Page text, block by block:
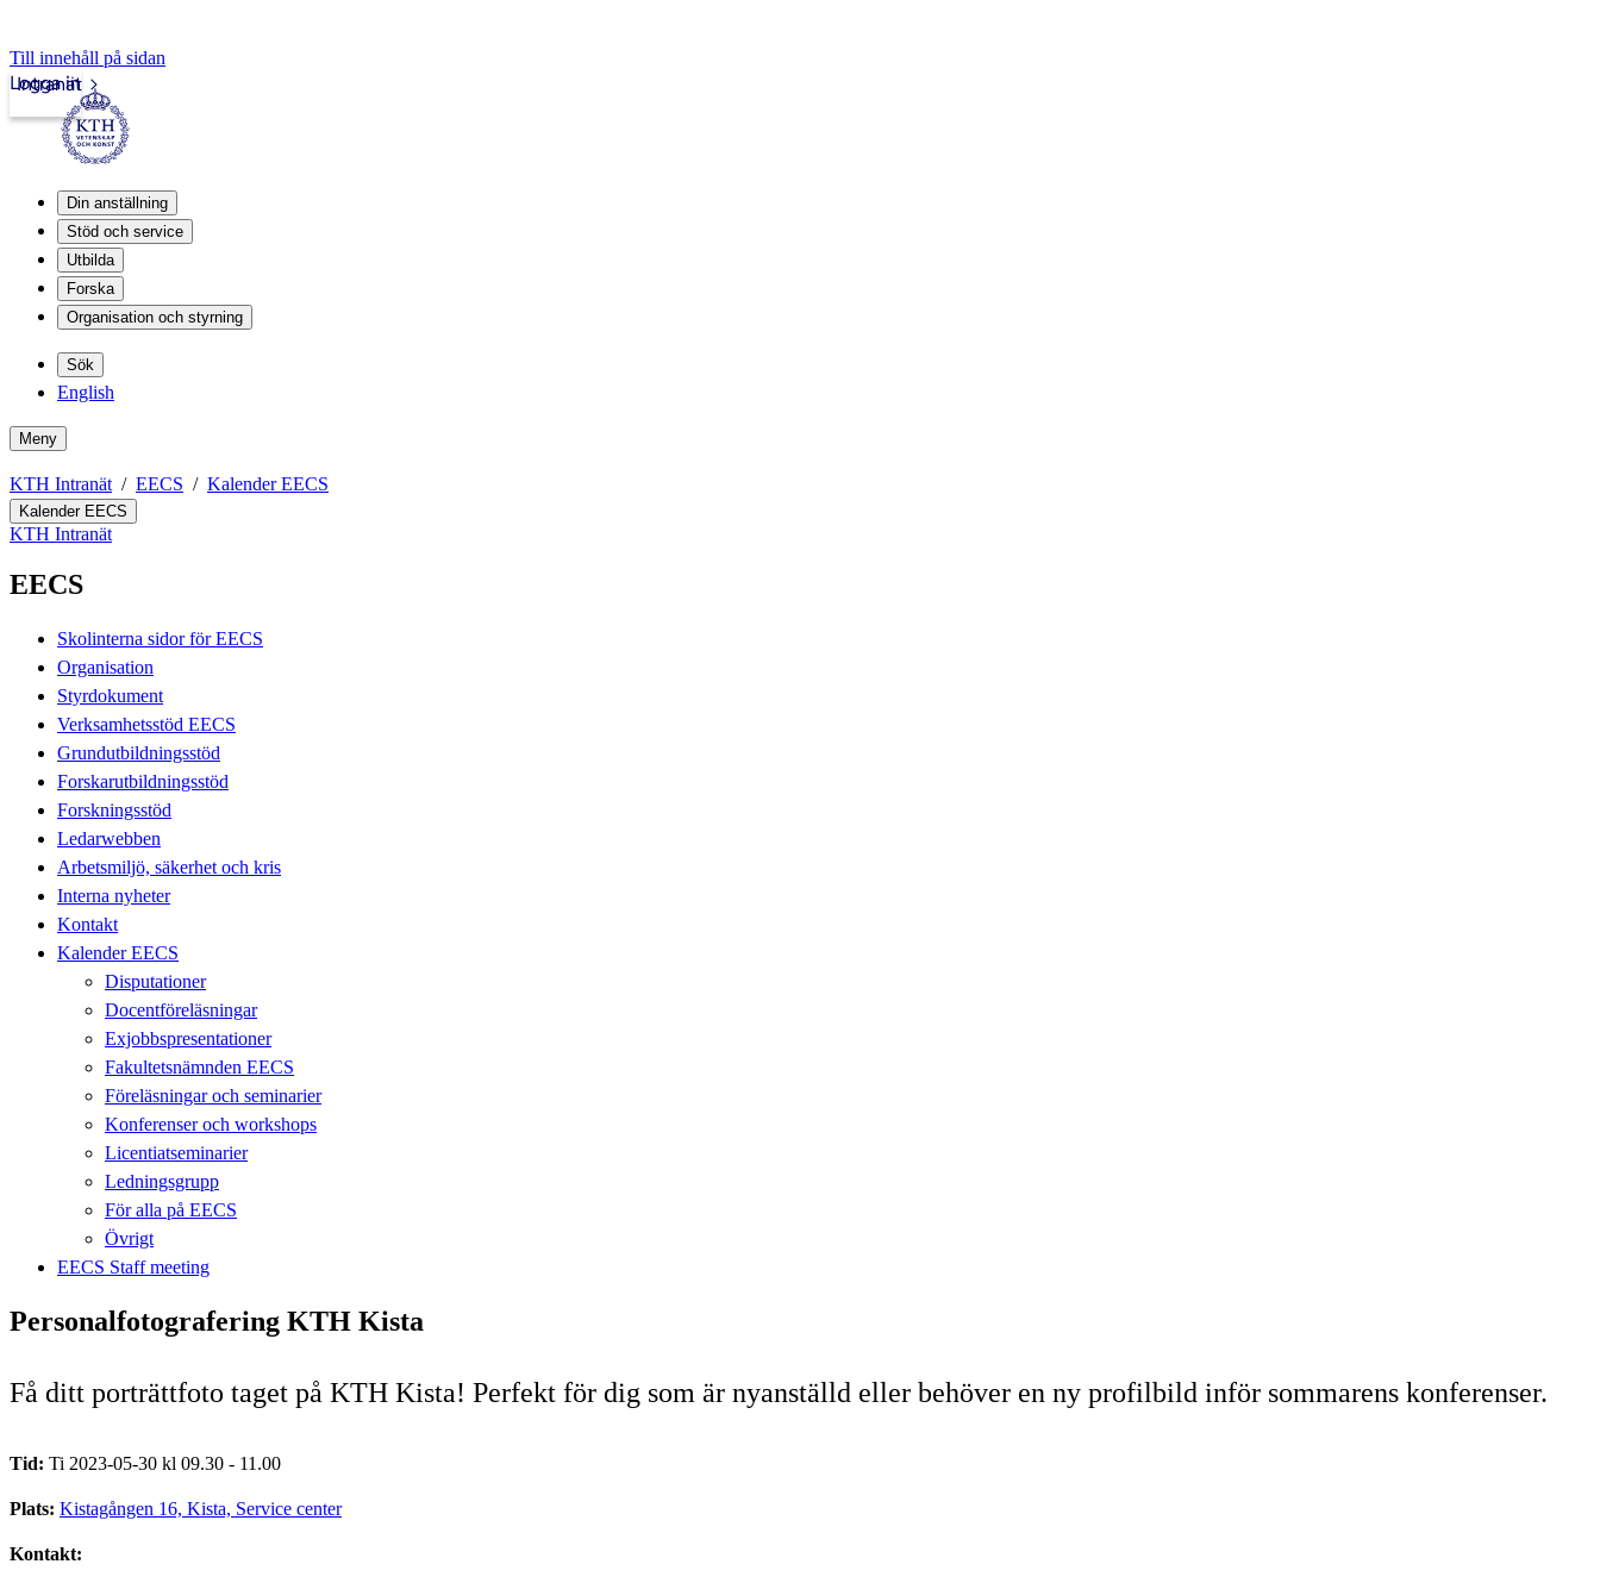
Till innehåll på sidan
Intranät
Logga in
Din anställning
Stöd och service
Utbilda
Forska
Organisation och styrning
Sök
English
Meny
KTH Intranät EECS Kalender EECS
Kalender EECS
KTH Intranät
EECS
Skolinterna sidor för EECS
Organisation
Styrdokument
Verksamhetsstöd EECS
Grundutbildningsstöd
Forskarutbildningsstöd
Forskningsstöd
Ledarwebben
Arbetsmiljö, säkerhet och kris
Interna nyheter
Kontakt
Kalender EECS
Disputationer
Docentföreläsningar
Exjobbspresentationer
Fakultetsnämnden EECS
Föreläsningar och seminarier
Konferenser och workshops
Licentiatseminarier
Ledningsgrupp
För alla på EECS
Övrigt
EECS Staff meeting
Personalfotografering KTH Kista
Få ditt porträttfoto taget på KTH Kista! Perfekt för dig som är nyanställd eller behöver en ny profilbild inför sommarens konferenser.
Tid: Ti 2023-05-30 kl 09.30 - 11.00
Plats: Kistagången 16, Kista, Service center
Kontakt: